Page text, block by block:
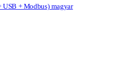
USB + Modbus) magyar